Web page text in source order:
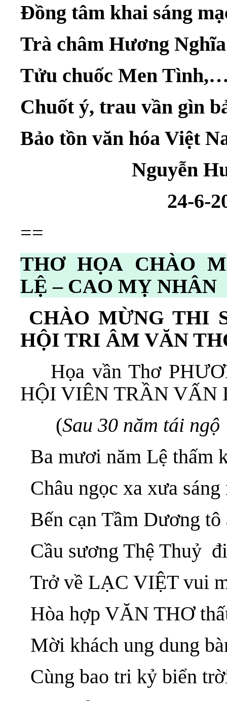
Đồng tâm khai sáng
Trà châm Hương
Tửu chuốc Men
Chuốt ý, trau vần gìn
Bảo tồn văn hóa Việt
Nguyễn Huy
24-6-
==
THƠ HỌA CHÀO
LỆ – CAO MỴ NHÂN
CHÀO MỪNG THI
HỘI TRI ÂM VĂN
Họa vần Thơ
HỘI VIÊN TRẦN
(Sau 30 năm tái
Ba mươi năm Lệ thấm
Châu ngọc xa xưa
Bến cạn Tầm Dương tô
Cầu sương Thệ Thuỷ
Trở về LẠC VIỆT vui
Hòa hợp VĂN THƠ
Mời khách ung dung
Cùng bao tri kỷ biển